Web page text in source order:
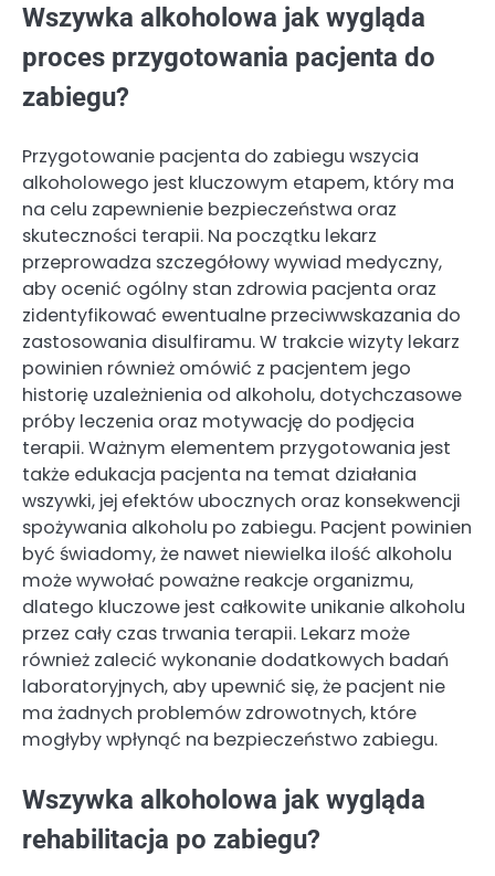
Wszywka alkoholowa jak wygląda
proces przygotowania pacjenta do
zabiegu?
Przygotowanie pacjenta do zabiegu wszycia
alkoholowego jest kluczowym etapem, który ma
na celu zapewnienie bezpieczeństwa oraz
skuteczności terapii. Na początku lekarz
przeprowadza szczegółowy wywiad medyczny,
aby ocenić ogólny stan zdrowia pacjenta oraz
zidentyfikować ewentualne przeciwwskazania do
zastosowania disulfiramu. W trakcie wizyty lekarz
powinien również omówić z pacjentem jego
historię uzależnienia od alkoholu, dotychczasowe
próby leczenia oraz motywację do podjęcia
terapii. Ważnym elementem przygotowania jest
także edukacja pacjenta na temat działania
wszywki, jej efektów ubocznych oraz konsekwencji
spożywania alkoholu po zabiegu. Pacjent powinien
być świadomy, że nawet niewielka ilość alkoholu
może wywołać poważne reakcje organizmu,
dlatego kluczowe jest całkowite unikanie alkoholu
przez cały czas trwania terapii. Lekarz może
również zalecić wykonanie dodatkowych badań
laboratoryjnych, aby upewnić się, że pacjent nie
ma żadnych problemów zdrowotnych, które
mogłyby wpłynąć na bezpieczeństwo zabiegu.
Wszywka alkoholowa jak wygląda
rehabilitacja po zabiegu?